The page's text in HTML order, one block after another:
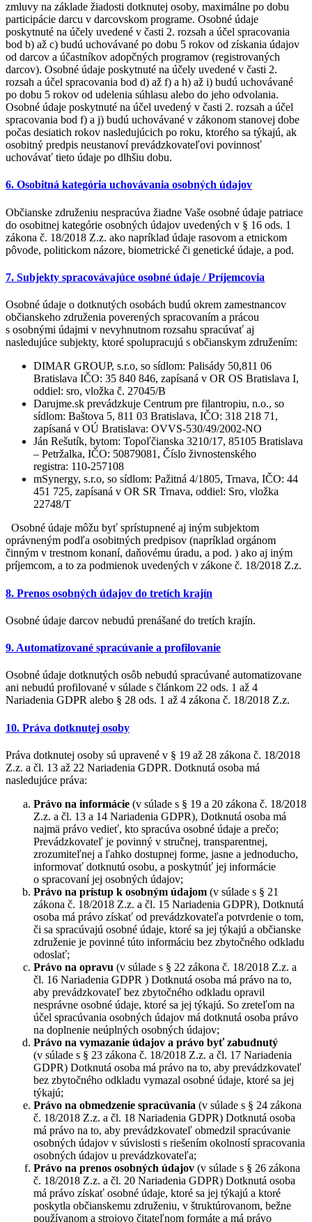
zmluvy na základe žiadosti dotknutej osoby, maximálne po dobu
participácie darcu v darcovskom programe. Osobné údaje
poskytnuté na účely uvedené v časti 2. rozsah a účel spracovania
bod b) až c) budú uchovávané po dobu 5 rokov od získania údajov
od darcov a účastníkov adopčných programov (registrovaných
darcov). Osobné údaje poskytnuté na účely uvedené v časti 2.
rozsah a účel spracovania bod d) až f) a h) až i) budú uchovávané
po dobu 5 rokov od udelenia súhlasu alebo do jeho odvolania.
Osobné údaje poskytnuté na účel uvedený v časti 2. rozsah a účel
spracovania bod f) a j) budú uchovávané v zákonom stanovej dobe
počas desiatich rokov nasledujúcich po roku, ktorého sa týkajú, ak
osobitný predpis neustanoví prevádzkovateľovi povinnosť
uchovávať tieto údaje po dlhšiu dobu.
6. Osobitná kategória uchovávania osobných údajov
Občianske združeniu nespracúva žiadne Vaše osobné údaje patriace
do osobitnej kategórie osobných údajov uvedených v § 16 ods. 1
zákona č. 18/2018 Z.z. ako napríklad údaje rasovom a etnickom
pôvode, politickom názore, biometrické či genetické údaje, a pod.
7. Subjekty spracovávajúce osobné údaje / Príjemcovia
Osobné údaje o dotknutých osobách budú okrem zamestnancov
občianskeho združenia poverených spracovaním a prácou
s osobnými údajmi v nevyhnutnom rozsahu spracúvať aj
nasledujúce subjekty, ktoré spolupracujú s občianskym združením:
DIMAR GROUP, s.r.o, so sídlom: Palisády 50,811 06
Bratislava IČO: 35 840 846, zapísaná v OR OS Bratislava I,
oddiel: sro, vložka č. 27045/B
Darujme.sk prevádzkuje Centrum pre filantropiu, n.o., so
sídlom: Baštova 5, 811 03 Bratislava, IČO: 318 218 71,
zapísaná v OÚ Bratislava: OVVS-530/49/2002-NO
Ján Rešutík, bytom: Topoľčianska 3210/17, 85105 Bratislava
– Petržalka, IČO: 50879081, Číslo živnostenského
registra: 110-257108
mSynergy, s.r.o, so sídlom: Pažitná 4/1805, Trnava, IČO: 44
451 725, zapísaná v OR SR Trnava, oddiel: Sro, vložka
22748/T
Osobné údaje môžu byť sprístupnené aj iným subjektom
oprávneným podľa osobitných predpisov (napríklad orgánom
činným v trestnom konaní, daňovému úradu, a pod. ) ako aj iným
príjemcom, a to za podmienok uvedených v zákone č. 18/2018 Z.z.
8. Prenos osobných údajov do tretích krajín
Osobné údaje darcov nebudú prenášané do tretích krajín.
9. Automatizované spracúvanie a profilovanie
Osobné údaje dotknutých osôb nebudú spracúvané automatizovane
ani nebudú profilované v súlade s článkom 22 ods. 1 až 4
Nariadenia GDPR alebo § 28 ods. 1 až 4 zákona č. 18/2018 Z.z.
10. Práva dotknutej osoby
Práva dotknutej osoby sú upravené v § 19 až 28 zákona č. 18/2018
Z.z. a čl. 13 až 22 Nariadenia GDPR. Dotknutá osoba má
nasledujúce práva:
Právo na informácie (v súlade s § 19 a 20 zákona č. 18/2018
Z.z. a čl. 13 a 14 Nariadenia GDPR), Dotknutá osoba má
najmä právo vedieť, kto spracúva osobné údaje a prečo;
Prevádzkovateľ je povinný v stručnej, transparentnej,
zrozumiteľnej a ľahko dostupnej forme, jasne a jednoducho,
informovať dotknutú osobu, a poskytnúť jej informácie
o spracovaní jej osobných údajov;
Právo na prístup k osobným údajom (v súlade s § 21
zákona č. 18/2018 Z.z. a čl. 15 Nariadenia GDPR), Dotknutá
osoba má právo získať od prevádzkovateľa potvrdenie o tom,
či sa spracúvajú osobné údaje, ktoré sa jej týkajú a občianske
združenie je povinné túto informáciu bez zbytočného odkladu
odoslať;
Právo na opravu (v súlade s § 22 zákona č. 18/2018 Z.z. a
čl. 16 Nariadenia GDPR ) Dotknutá osoba má právo na to,
aby prevádzkovateľ bez zbytočného odkladu opravil
nesprávne osobné údaje, ktoré sa jej týkajú. So zreteľom na
účel spracúvania osobných údajov má dotknutá osoba právo
na doplnenie neúplných osobných údajov;
Právo na vymazanie údajov a právo byť zabudnutý
(v súlade s § 23 zákona č. 18/2018 Z.z. a čl. 17 Nariadenia
GDPR) Dotknutá osoba má právo na to, aby prevádzkovateľ
bez zbytočného odkladu vymazal osobné údaje, ktoré sa jej
týkajú;
Právo na obmedzenie spracúvania (v súlade s § 24 zákona
č. 18/2018 Z.z. a čl. 18 Nariadenia GDPR) Dotknutá osoba
má právo na to, aby prevádzkovateľ obmedzil spracúvanie
osobných údajov v súvislosti s riešením okolností spracovania
osobných údajov u prevádzkovateľa;
Právo na prenos osobných údajov (v súlade s § 26 zákona
č. 18/2018 Z.z. a čl. 20 Nariadenia GDPR) Dotknutá osoba
má právo získať osobné údaje, ktoré sa jej týkajú a ktoré
poskytla občianskemu združeniu, v štruktúrovanom, bežne
používanom a strojovo čitateľnom formáte a má právo